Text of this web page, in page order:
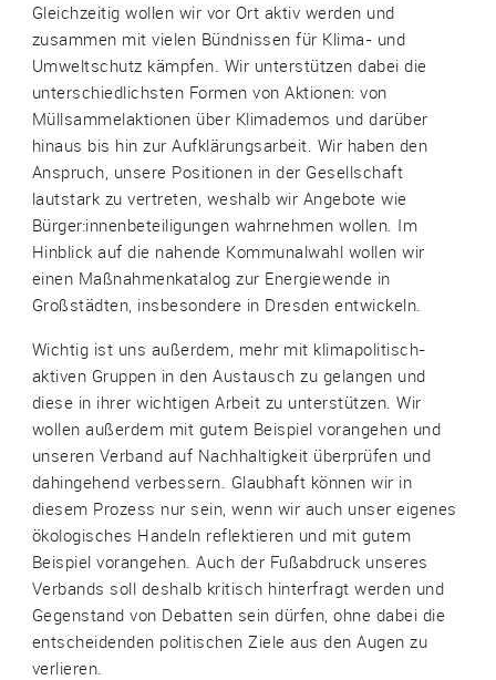
Gleichzeitig wollen wir vor Ort aktiv werden und
zusammen mit vielen Bündnissen für Klima- und
Umweltschutz kämpfen. Wir unterstützen dabei die
unterschiedlichsten Formen von Aktionen: von
Müllsammelaktionen über Klimademos und darüber
hinaus bis hin zur Aufklärungsarbeit. Wir haben den
Anspruch, unsere Positionen in der Gesellschaft
lautstark zu vertreten, weshalb wir Angebote wie
Bürger:innenbeteiligungen wahrnehmen wollen. Im
Hinblick auf die nahende Kommunalwahl wollen wir
einen Maßnahmenkatalog zur Energiewende in
Großstädten, insbesondere in Dresden entwickeln.
Wichtig ist uns außerdem, mehr mit klimapolitisch-
aktiven Gruppen in den Austausch zu gelangen und
diese in ihrer wichtigen Arbeit zu unterstützen. Wir
wollen außerdem mit gutem Beispiel vorangehen und
unseren Verband auf Nachhaltigkeit überprüfen und
dahingehend verbessern. Glaubhaft können wir in
diesem Prozess nur sein, wenn wir auch unser eigenes
ökologisches Handeln reflektieren und mit gutem
Beispiel vorangehen. Auch der Fußabdruck unseres
Verbands soll deshalb kritisch hinterfragt werden und
Gegenstand von Debatten sein dürfen, ohne dabei die
entscheidenden politischen Ziele aus den Augen zu
verlieren.